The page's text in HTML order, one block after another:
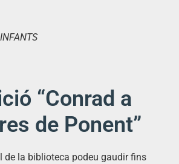
“Conrad a
de Ponent”
de la biblioteca podeu gaudir fins